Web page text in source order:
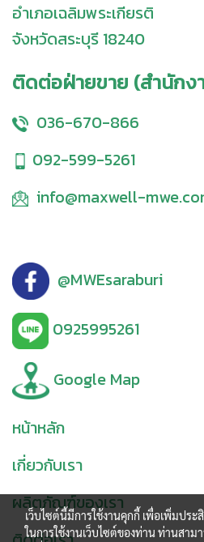
อำเภอเฉลิมพระเกียรติ
จังหวัดสระบุรี 18240
ติดต่อฝ่ายขาย (สำนักง
036-670-866
092-599-5261
info@maxwell-
@MWEsaraburi
0925995261
Google Map
หน้าหลัก
เกี่ยวกับเรา
ผลิตภัณฑ์ของเรา
เว็บไซต์นี้มีการใช้งานคุกกี้ เพื่อเพิ่มป
ในการใช้งานเว็บไซต์ของท่าน ท่านสาม